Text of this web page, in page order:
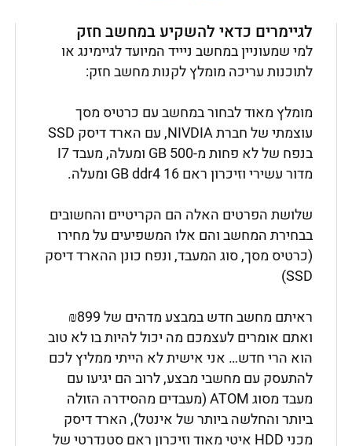
לגיימרים כדאי להשקיע במחשב חזק
למי שמעוניין במחשב ניייד המיועד לגיימינג או
לתוכנות עריכה מומלץ לקנות מחשב חזק:
מומלץ מאוד לבחור במחשב עם כרטיס מסך
עוצמתי של חברת NIVDIA, עם הארד דיסק SSD
בנפח של לא פחות מ-GB 500 ומעלה, מעבד I7
מדור עשירי וזיכרון ראם GB ddr4 16 ומעלה.
שלושת הפרטים האלה הם הקריטיים והחשובים
בבחירת המחשב והם אלו המשפיעים על מחירו
(כרטיס מסך, סוג המעבד, ונפח כונן ההארד דיסק
SSD)
ראיתם מחשב חדש במבצע מדהים של ₪899
ואתם אומרים לעצמכם מה יכול להיות בו לא טוב
הוא הרי חדש… אני אישית לא הייתי ממליץ לכם
להתעסק עם מחשבי מבצע, לרוב הם יגיעו עם
מעבד מסוג ATOM (מעבדים מהסידרה הזולה
ביותר והחלשה ביותר של אינטל), הארד דיסק
מכני HDD איטי מאוד וזיכרון ראם סטנדרטי של